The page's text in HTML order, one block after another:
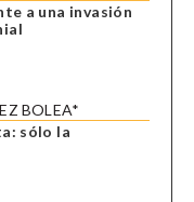
a una invasión
BOLEA*
sólo la